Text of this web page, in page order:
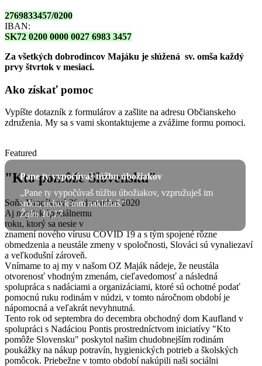
2769833457/0200
IBAN:
SK72 0200 0000 0027 6983 3457
Za všetkých dobrodincov Majáku je slúžená sv. omša každý
prvy štvrtok v mesiaci.
Ako získať pomoc
Vypíšte dotazník z formulárov a zašlite na adresu Občianskeho
združenia. My sa s vami skontaktujeme a zvážime formu pomoci.
Pane ty vypočúvaš túžbu úbožiakov
„Pane ty vypočúvaš túžbu úbožiakov, vzpružuješ im
srdce, ucho k nim nakláňaš.“
Žalm 10,17
Featured
"Kto pomôže Slovensku"
Soňa Vancáková 30. december 2020
Aj napriek špeciálnemu
roku, ktorý sa nesie v
znamení nového vírusu COVID 19 a s tým spojené rôzne
obmedzenia a neustále zmeny v spoločnosti, Slováci sú vynaliezaví
a veľkodušní zároveň.
Vnímame to aj my v našom OZ Maják nádeje, že neustála
otvorenosť vhodným zmenám, cieľavedomosť a následná
spolupráca s nadáciami a organizáciami, ktoré sú ochotné podať
pomocnú ruku rodinám v núdzi, v tomto náročnom období je
nápomocná a veľakrát nevyhnutná.
Tento rok od septembra do decembra obchodný dom Kaufland v
spolupráci s Nadáciou Pontis prostredníctvom iniciatívy "Kto
pomôže Slovensku" poskytol našim chudobnejším rodinám
poukážky na nákup potravín, hygienických potrieb a školských
pomôcok. Priebežne v tomto období nakúpili naši sociálni